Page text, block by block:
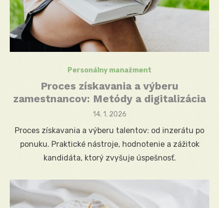
Personálny manažment
Proces získavania a výberu
zamestnancov: Metódy a digitalizácia
Posted
14. 1. 2026
Proces získavania a výberu talentov: od inzerátu po
ponuku. Praktické nástroje, hodnotenie a zážitok
kandidáta, ktorý zvyšuje úspešnosť.